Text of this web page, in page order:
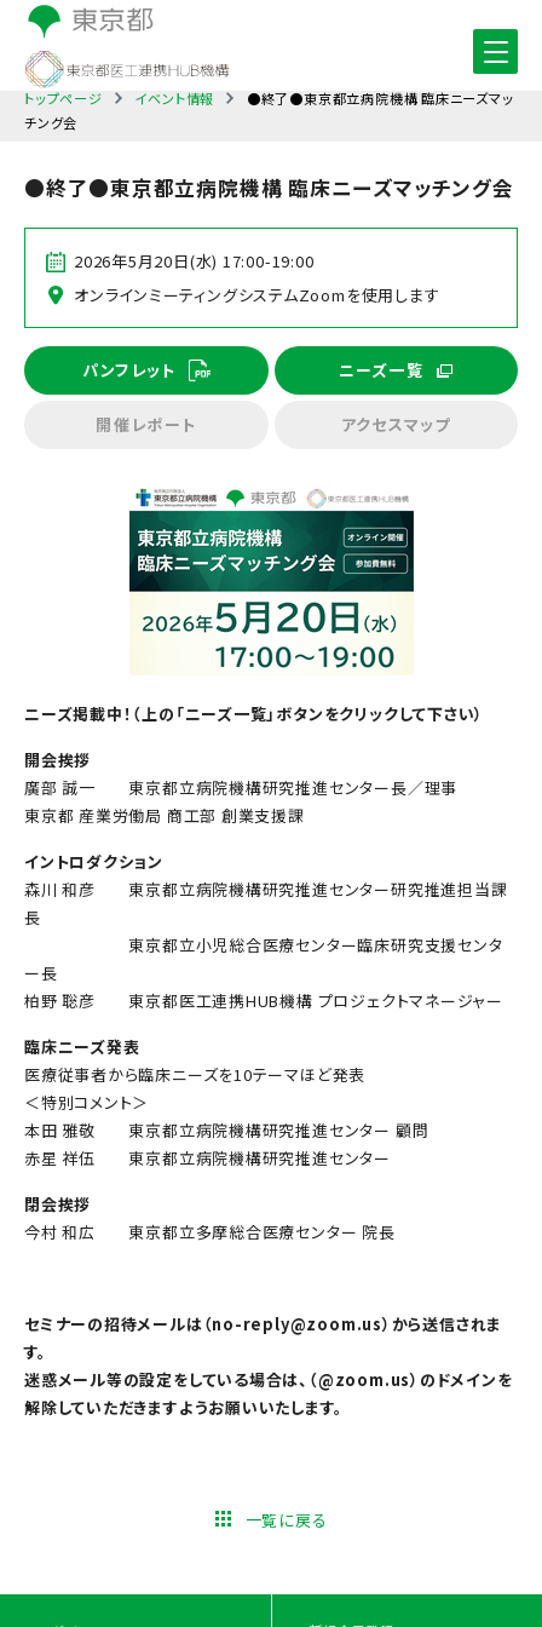
トップページ イベント情報
●終了●東京都立病院機構 臨床ニーズマッ
チング会
●終了●東京都立病院機構 臨床ニーズマッチング会
2026年5月20日(水) 17:00-19:00
オンラインミーティングシステムZoomを使用します
パンフレット ニーズ一覧
開催レポート アクセスマップ
ニーズ掲載中！（上の「ニーズ一覧」ボタンをクリックして下さい）
開会挨拶
廣部 誠一 東京都立病院機構研究推進センター長／理事
東京都 産業労働局 商工部 創業支援課
イントロダクション
森川 和彦 東京都立病院機構研究推進センター研究推進担当課
長
東京都立小児総合医療センター臨床研究支援センタ
ー長
柏野 聡彦 東京都医工連携HUB機構 プロジェクトマネージャー
臨床ニーズ発表
医療従事者から臨床ニーズを10テーマほど発表
＜特別コメント＞
本田 雅敬 東京都立病院機構研究推進センター 顧問
赤星 祥伍 東京都立病院機構研究推進センター
閉会挨拶
今村 和広 東京都立多摩総合医療センター 院長
セミナーの招待メールは（no-reply@zoom.us）から送信されま
す。
迷惑メール等の設定をしている場合は、（@zoom.us）のドメインを
解除していただきますようお願いいたします。
一覧に戻る